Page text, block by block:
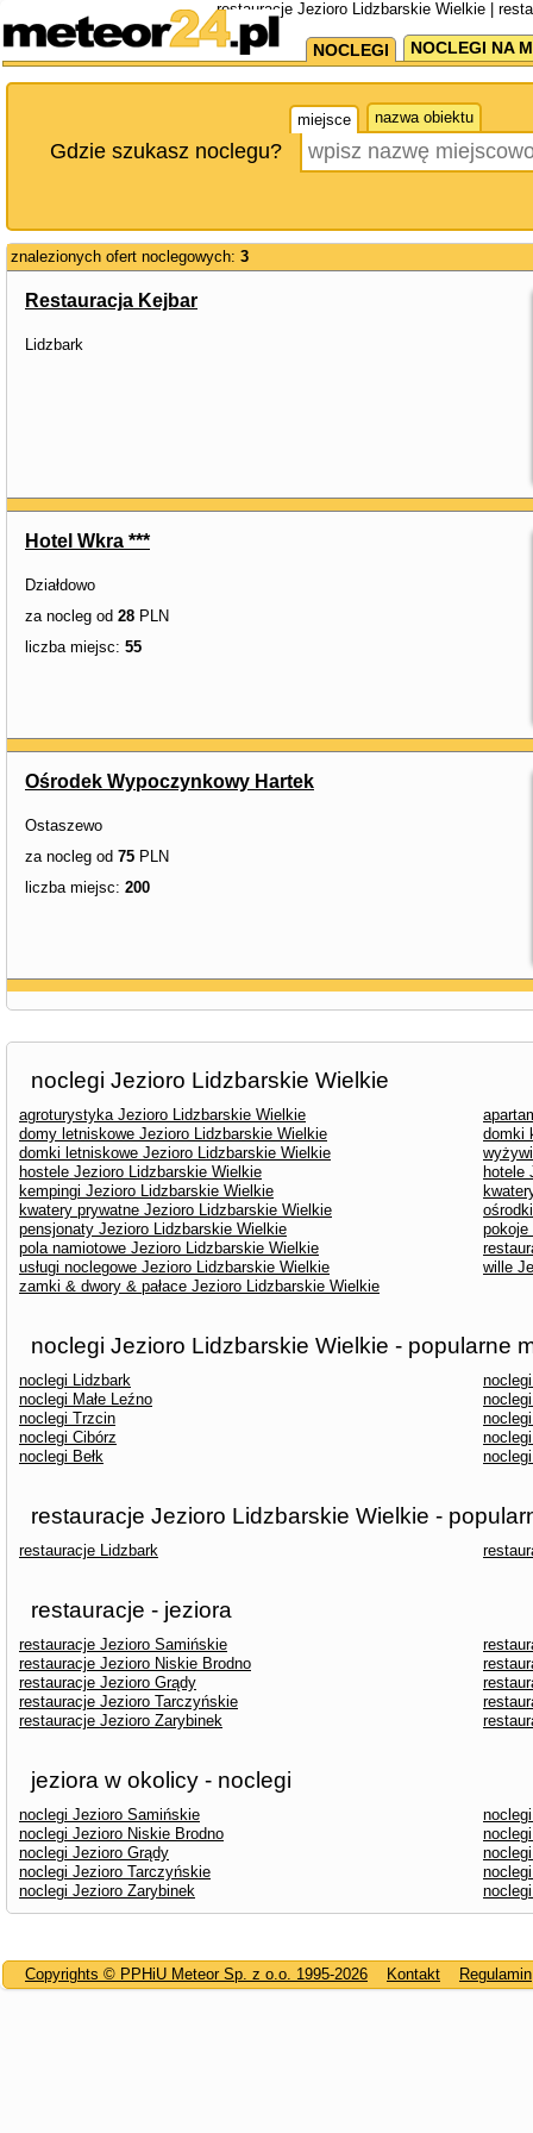
restauracje Jezioro Lidzbarskie Wielkie |
NOCLEGI NOCLEGI NA
miejsce nazwa obiektu
Gdzie szukasz noclegu?
znalezionych ofert noclegowych: 3
Restauracja Kejbar
Lidzbark
Hotel Wkra ***
Działdowo
za nocleg od 28 PLN
liczba miejsc: 55
Ośrodek Wypoczynkowy Hartek
Ostaszewo
za nocleg od 75 PLN
liczba miejsc: 200
noclegi Jezioro Lidzbarskie Wielkie
agroturystyka Jezioro Lidzbarskie Wielkie
domy letniskowe Jezioro Lidzbarskie Wielkie
domki
domki letniskowe Jezioro Lidzbarskie Wielkie
hostele Jezioro Lidzbarskie Wielkie
hotele
kempingi Jezioro Lidzbarskie Wielkie
kwatery prywatne Jezioro Lidzbarskie Wielkie
pensjonaty Jezioro Lidzbarskie Wielkie
pokoje
pola namiotowe Jezioro Lidzbarskie Wielkie
usługi noclegowe Jezioro Lidzbarskie Wielkie
wille
zamki & dwory & pałace Jezioro Lidzbarskie Wielkie
noclegi Jezioro Lidzbarskie Wielkie - popularne
noclegi Lidzbark
noclegi Małe Leźno
noclegi Trzcin
noclegi Cibórz
noclegi Bełk
restauracje Jezioro Lidzbarskie Wielkie -
restauracje Lidzbark
restauracje - jeziora
restauracje Jezioro Samińskie
restauracje Jezioro Niskie Brodno
restauracje Jezioro Grądy
restauracje Jezioro Tarczyńskie
restauracje Jezioro Zarybinek
jeziora w okolicy - noclegi
noclegi Jezioro Samińskie
noclegi Jezioro Niskie Brodno
noclegi Jezioro Grądy
noclegi Jezioro Tarczyńskie
noclegi Jezioro Zarybinek
Copyrights © PPHiU Meteor Sp. z o.o. 1995-2026 Kontakt Regulamin